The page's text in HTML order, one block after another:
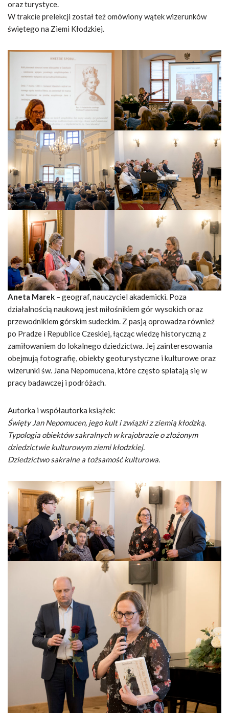
oraz turystyce.
W trakcie prelekcji został też omówiony wątek wizerunków
świętego na Ziemi Kłodzkiej.
Aneta Marek – geograf, nauczyciel akademicki. Poza
działalnością naukową jest miłośnikiem gór wysokich oraz
przewodnikiem górskim sudeckim. Z pasją oprowadza również
po Pradze i Republice Czeskiej, łącząc wiedzę historyczną z
zamiłowaniem do lokalnego dziedzictwa. Jej zainteresowania
obejmują fotografię, obiekty geoturystyczne i kulturowe oraz
wizerunki św. Jana Nepomucena, które często splatają się w
pracy badawczej i podróżach.
Autorka i współautorka książek:
Święty Jan Nepomucen, jego kult i związki z ziemią kłodzką.
Typologia obiektów sakralnych w krajobrazie o złożonym
dziedzictwie kulturowym ziemi kłodzkiej.
Dziedzictwo sakralne a tożsamość kulturowa.